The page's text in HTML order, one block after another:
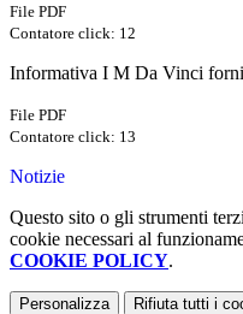
File PDF
Contatore click: 12
Informativa I M Da Vinci
File PDF
Contatore click: 13
Notizie
Questo sito o gli strumenti
cookie necessari al
COOKIE POLICY.
Personalizza Rifiuta tutti i